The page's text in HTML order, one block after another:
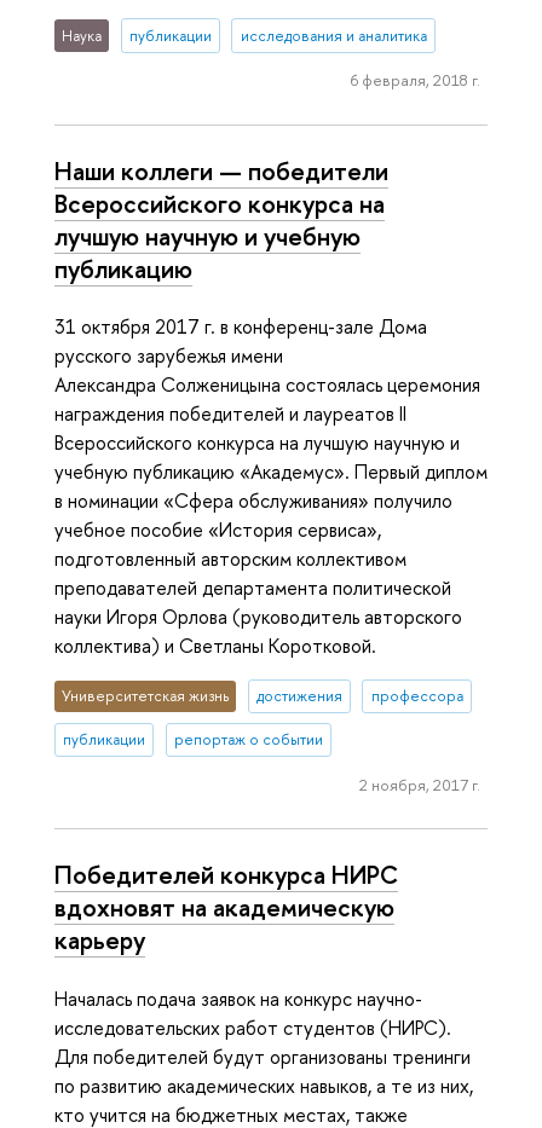
Наука публикации исследования и аналитика
6 февраля, 2018 г.
Наши коллеги — победители
Всероссийского конкурса на
лучшую научную и учебную
публикацию
31 октября 2017 г. в конференц-зале Дома
русского зарубежья имени
Александра Солженицына состоялась церемония
награждения победителей и лауреатов II
Всероссийского конкурса на лучшую научную и
учебную публикацию «Академус». Первый диплом
в номинации «Сфера обслуживания» получило
учебное пособие «История сервиса»,
подготовленный авторским коллективом
преподавателей департамента политической
науки Игоря Орлова (руководитель авторского
коллектива) и Светланы Коротковой.
Университетская жизнь достижения профессора
публикации репортаж о событии
2 ноября, 2017 г.
Победителей конкурса НИРС
вдохновят на академическую
карьеру
Началась подача заявок на конкурс научно-
исследовательских работ студентов (НИРС).
Для победителей будут организованы тренинги
по развитию академических навыков, а те из них,
кто учится на бюджетных местах, также